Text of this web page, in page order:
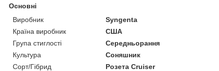
Основні
Виробник
Syngenta
Країна виробник
США
Група стиглості
Середньорання
Культура
Соняшник
Сорт/Гібрид
Розета Cruiser